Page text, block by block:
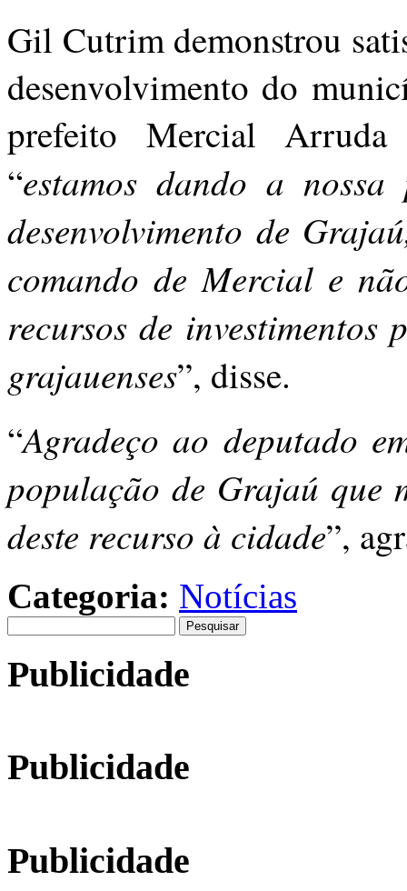
Gil Cutrim demonstrou
desenvolvimento do
prefeito Mercial
“estamos dando a
desenvolvimento de
comando de Mercial e
recursos de
grajauenses”, disse.
“Agradeço ao deputado
população de Grajaú que
deste recurso à cidade”,
Categoria: Notícias
por:
Publicidade
Publicidade
Publicidade